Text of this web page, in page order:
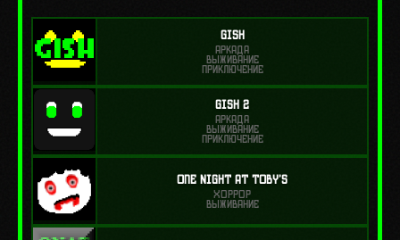
Gish
АРКАДА
ВЫЖИВАНИЕ
ПРИКЛЮЧЕНИЕ
Gish 2
АРКАДА
ВЫЖИВАНИЕ
ПРИКЛЮЧЕНИЕ
One Night at Toby's
ХОРРОР
ВЫЖИВАНИЕ